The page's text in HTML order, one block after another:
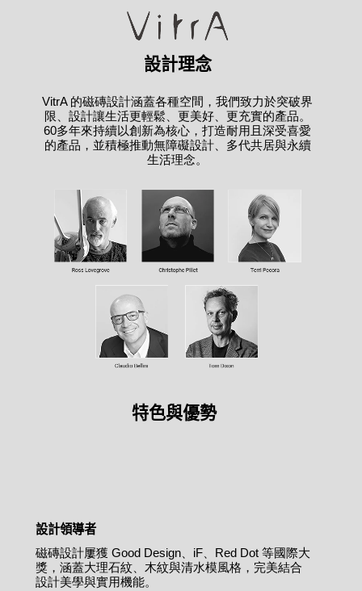
設計理念
VitrA 的磁磚設計涵蓋各種空間，我們致力於突破界
限、設計讓生活更輕鬆、更美好、更充實的產品。
60多年來持續以創新為核心，打造耐用且深受喜愛
的產品，並積極推動無障礙設計、多代共居與永續
生活理念。
特色與優勢
設計領導者
磁磚設計屢獲 Good Design、iF、Red Dot 等國際大
獎，涵蓋大理石紋、木紋與清水模風格，完美結合
設計美學與實用機能。